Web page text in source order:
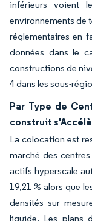
inférieurs voient
environnements de
réglementaires en
données dans le
constructions de
4 dans les sous-
Par Type de
construit
La colocation est
marché des
actifs hyperscale
19,21 % alors que
densités sur
liquide. Les plans